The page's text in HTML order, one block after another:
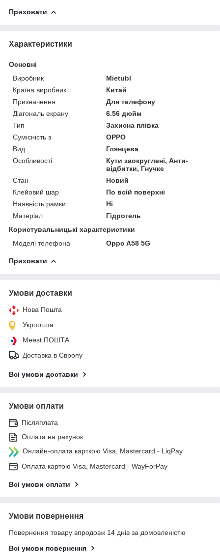
Приховати
Характеристики
Основні
Виробник
Mietubl
Країна виробник
Китай
Призначення
Для телефону
Діагональ екрану
6.56 дюйм
Тип
Захисна плівка
Сумісність з
OPPO
Вид
Глянцева
Особливості
Кути заокруглені, Анти-
відбитки, Гнучке
Стан
Новий
Клейовий шар
По всій поверхні
Наявність рамки
Ні
Матеріал
Гідрогель
Користувальницькі характеристики
Моделі телефона
Oppo A58 5G
Приховати
Умови доставки
Нова Пошта
Укрпошта
Meest ПОШТА
Доставка в Європу
Всі умови доставки
Умови оплати
Післяплата
Оплата на рахунок
Онлайн-оплата карткою Visa, Mastercard - LiqPay
Оплата картою Visa, Mastercard - WayForPay
Всі умови оплати
Умови повернення
Повернення товару впродовж 14 днів за домовленістю
Всі умови повернення